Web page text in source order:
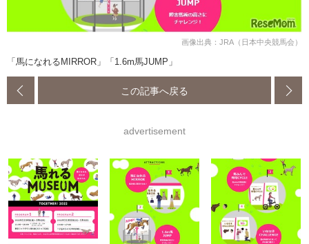
画像出典：JRA（日本中央競馬会）
「馬になれるMIRROR」「1.6m馬JUMP」
この記事へ戻る
advertisement